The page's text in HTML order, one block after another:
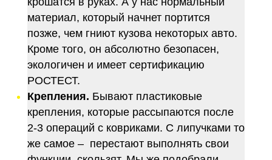
материал, который начнет портится
позже, чем гниют кузова некоторых авто.
Кроме того, он абсолютно безопасен,
экологичен и имеет сертификацию
РОСТЕСТ.
Крепления. Бывают пластиковые
крепления, которые рассыпаются после
2-3 операций с ковриками. С липучками то
же самое – перестают выполнять свои